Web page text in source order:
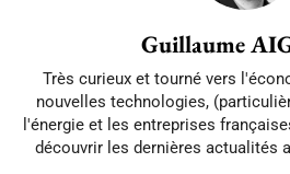
Guillaume
Très curieux et tourné vers
nouvelles technologies,
l'énergie et les entreprises
découvrir les dernières actualités